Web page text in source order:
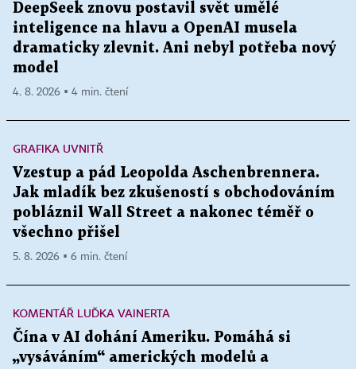
DeepSeek znovu postavil svět umělé
inteligence na hlavu a OpenAI musela
dramaticky zlevnit. Ani nebyl potřeba nový
model
4. 8. 2026 ▪ 4 min. čtení
GRAFIKA UVNITŘ
Vzestup a pád Leopolda Aschenbrennera.
Jak mladík bez zkušeností s obchodováním
pobláznil Wall Street a nakonec téměř o
všechno přišel
5. 8. 2026 ▪ 6 min. čtení
KOMENTÁŘ LUĎKA VAINERTA
Čína v AI dohání Ameriku. Pomáhá si
„vysáváním“ amerických modelů a